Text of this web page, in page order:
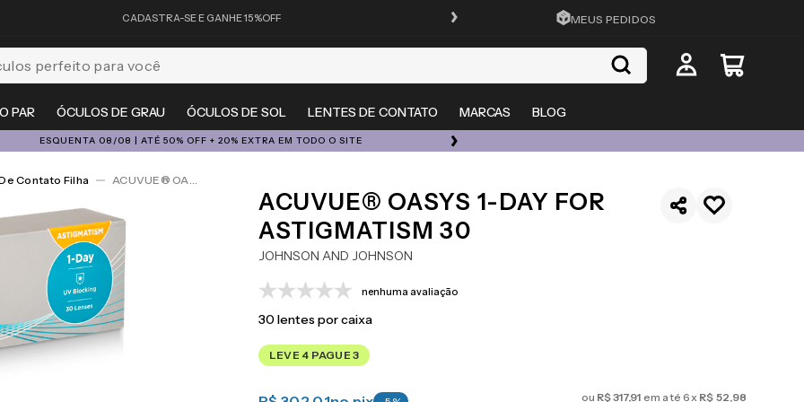
CADASTRA-SE E GANHE 15%OFF FRETE GRÁTIS EM TODO O SITE
MEUS PEDIDOS
PAR ÓCULOS DE GRAU ÓCULOS DE SOL LENTES DE CONTATO MARCAS BLOG
para você
ESQUENTA 08/08 | ATÉ 50% OFF + 20% EXTRA EM TODO O SITE ÓCULOS DE GRAU, SOL E LENTES COM ATÉ 50% OFF + 20% EXTRA
Contato Filha ACUVUE® OASYS 1-Day For Astigmatism 30
ACUVUE® OASYS 1-DAY FOR
ASTIGMATISM 30
JOHNSON AND JOHNSON
nenhuma avaliação
30lentes por caixa
LEVE 4 PAGUE 3
ou R$317,91 em até6x R$ 52,98